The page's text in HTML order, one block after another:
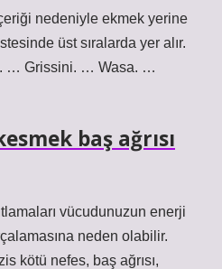
nedeniyle ekmek yerine
üst sıralarda yer alır.
… Grissini. … Wasa. …
baş ağrısı
vücudunuzun enerji
neden olabilir.
kötü nefes, baş ağrısı,